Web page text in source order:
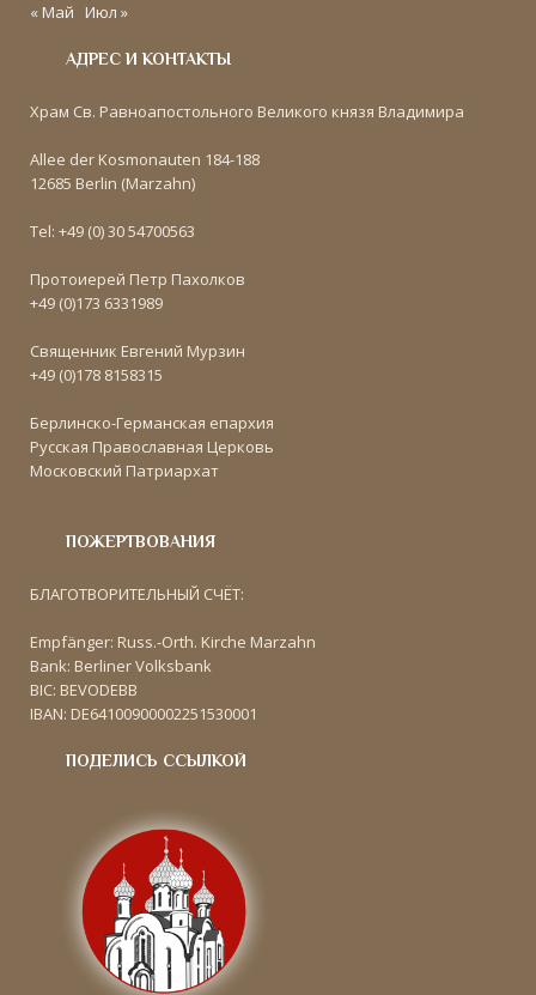
« Май Июл »
АДРЕС И КОНТАКТЫ
Храм Св. Равноапостольного Великого князя Владимира
Allee der Kosmonauten 184-188
12685 Berlin (Marzahn)
Tel: +49 (0) 30 54700563
Протоиерей Петр Пахолков
+49 (0)173 6331989
Священник Евгений Мурзин
+49 (0)178 8158315
Берлинско-Германская епархия
Русская Православная Церковь
Московский Патриархат
ПОЖЕРТВОВАНИЯ
БЛАГОТВОРИТЕЛЬНЫЙ СЧЁТ:
Empfänger: Russ.-Orth. Kirche Marzahn
Bank: Berliner Volksbank
BIC: BEVODEBB
IBAN: DE64100900002251530001
ПОДЕЛИСЬ ССЫЛКОЙ